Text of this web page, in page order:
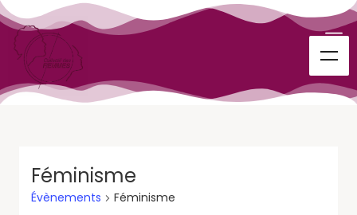
Féminisme
Évènements Féminisme